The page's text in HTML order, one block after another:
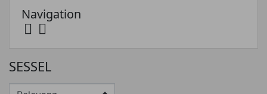
Preis von
Navigation
 
SESSEL